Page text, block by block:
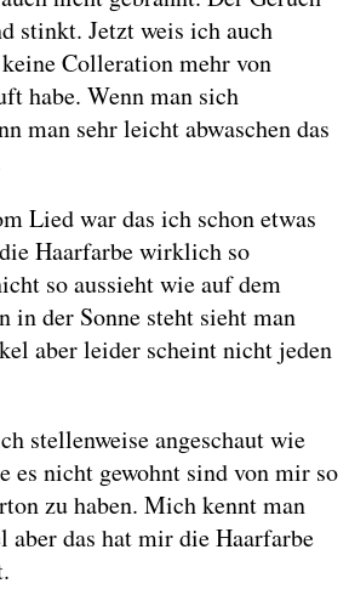
stinkt. Jetzt weis ich auch
Colleration mehr von
habe. Wenn man sich
man sehr leicht abwaschen das
Lied war das ich schon etwas
Haarfarbe wirklich so
so aussieht wie auf dem
in der Sonne steht sieht man
aber leider scheint nicht jeden
stellenweise angeschaut wie
es nicht gewohnt sind von mir so
zu haben. Mich kennt man
aber das hat mir die Haarfarbe